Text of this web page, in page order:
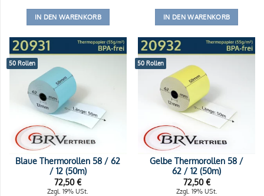
IN DEN WARENKORB IN DEN WARENKORB
50 Rollen
Blaue Thermorollen 58 / 62
/ 12 (50m)
72,50€
Zzgl. 19% USt.
50 Rollen
Gelbe Thermorollen 58 /
62 / 12 (50m)
72,50€
Zzgl. 19% USt.